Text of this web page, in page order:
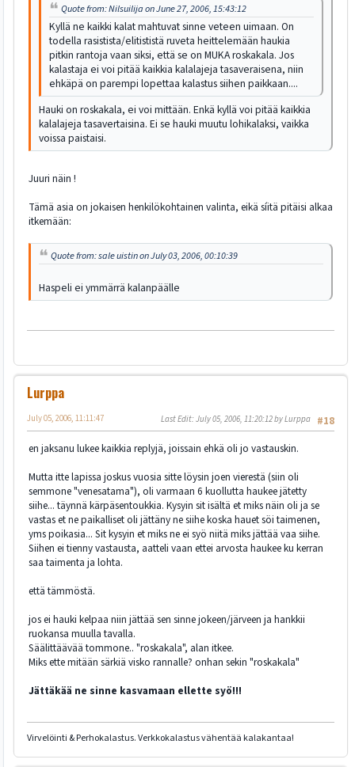
Quote from: Nilsuilija on June 27, 2006, 15:43:12
Kyllä ne kaikki kalat mahtuvat sinne veteen uimaan. On
todella rasistista/elitististä ruveta heittelemään haukia
pitkin rantoja vaan siksi, että se on MUKA roskakala. Jos
kalastaja ei voi pitää kaikkia kalalajeja tasaveraisena, niin
ehkäpä on parempi lopettaa kalastus siihen paikkaan....
Hauki on roskakala, ei voi mittään. Enkä kyllä voi pitää kaikkia
kalalajeja tasavertaisina. Ei se hauki muutu lohikalaksi, vaikka
voissa paistaisi.
Juuri näin !
Tämä asia on jokaisen henkilökohtainen valinta, eikä síitä pitäisi alkaa
itkemään:
Quote from: sale uistin on July 03, 2006, 00:10:39
Haspeli ei ymmärrä kalanpäälle
Lurppa
#18
July 05, 2006, 11:11:47 Last Edit: July 05, 2006, 11:20:12 by Lurppa
en jaksanu lukee kaikkia replyjä, joissain ehkä oli jo vastauskin.
Mutta itte lapissa joskus vuosia sitte löysin joen vierestä (siin oli
semmone "venesatama"), oli varmaan 6 kuollutta haukee jätetty
siihe... täynnä kärpäsentoukkia. Kysyin sit isältä et miks näin oli ja se
vastas et ne paikalliset oli jättäny ne siihe koska hauet söi taimenen,
yms poikasia... Sit kysyin et miks ne ei syö niitä miks jättää vaa siihe.
Siihen ei tienny vastausta, aatteli vaan ettei arvosta haukee ku kerran
saa taimenta ja lohta.
että tämmöstä.
jos ei hauki kelpaa niin jättää sen sinne jokeen/järveen ja hankkii
ruokansa muulla tavalla.
Säälittäävää tommone.. "roskakala", alan itkee.
Miks ette mitään särkiä visko rannalle? onhan sekin "roskakala"
Jättäkää ne sinne kasvamaan ellette syö!!!
Virvelöinti & Perhokalastus. Verkkokalastus vähentää kalakantaa!